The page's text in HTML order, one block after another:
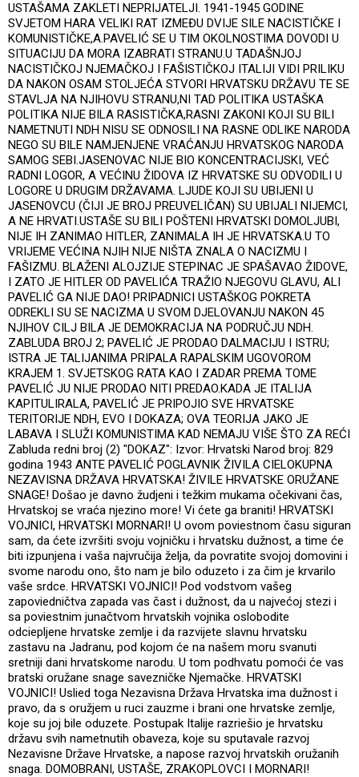
USTAŠAMA ZAKLETI NEPRIJATELJI. 1941-1945 GODINE
SVJETOM HARA VELIKI RAT IZMEĐU DVIJE SILE NACISTIČKE I
KOMUNISTIČKE,A.PAVELIĆ SE U TIM OKOLNOSTIMA DOVODI U
SITUACIJU DA MORA IZABRATI STRANU.U TADAŠNJOJ
NACISTIČKOJ NJEMAČKOJ I FAŠISTIČKOJ ITALIJI VIDI PRILIKU
DA NAKON OSAM STOLJEĆA STVORI HRVATSKU DRŽAVU TE SE
STAVLJA NA NJIHOVU STRANU,NI TAD POLITIKA USTAŠKA
POLITIKA NIJE BILA RASISTIČKA,RASNI ZAKONI KOJI SU BILI
NAMETNUTI NDH NISU SE ODNOSILI NA RASNE ODLIKE NARODA
NEGO SU BILE NAMJENJENE VRAĆANJU HRVATSKOG NARODA
SAMOG SEBI.JASENOVAC NIJE BIO KONCENTRACIJSKI, VEĆ
RADNI LOGOR, A VEĆINU ŽIDOVA IZ HRVATSKE SU ODVODILI U
LOGORE U DRUGIM DRŽAVAMA. LJUDE KOJI SU UBIJENI U
JASENOVCU (ČIJI JE BROJ PREUVELIČAN) SU UBIJALI NIJEMCI,
A NE HRVATI.USTAŠE SU BILI POŠTENI HRVATSKI DOMOLJUBI,
NIJE IH ZANIMAO HITLER, ZANIMALA IH JE HRVATSKA.U TO
VRIJEME VEĆINA NJIH NIJE NIŠTA ZNALA O NACIZMU I
FAŠIZMU. BLAŽENI ALOJZIJE STEPINAC JE SPAŠAVAO ŽIDOVE,
I ZATO JE HITLER OD PAVELIĆA TRAŽIO NJEGOVU GLAVU, ALI
PAVELIĆ GA NIJE DAO! PRIPADNICI USTAŠKOG POKRETA
ODREKLI SU SE NACIZMA U SVOM DJELOVANJU NAKON 45
NJIHOV CILJ BILA JE DEMOKRACIJA NA PODRUČJU NDH.
ZABLUDA BROJ 2; PAVELIĆ JE PRODAO DALMACIJU I ISTRU;
ISTRA JE TALIJANIMA PRIPALA RAPALSKIM UGOVOROM
KRAJEM 1. SVJETSKOG RATA KAO I ZADAR PREMA TOME
PAVELIĆ JU NIJE PRODAO NITI PREDAO.KADA JE ITALIJA
KAPITULIRALA, PAVELIĆ JE PRIPOJIO SVE HRVATSKE
TERITORIJE NDH, EVO I DOKAZA; OVA TEORIJA JAKO JE
LABAVA I SLUŽI KOMUNISTIMA KAD NEMAJU VIŠE ŠTO ZA REĆI
Zabluda redni broj (2) "DOKAZ": Izvor: Hrvatski Narod broj: 829
godina 1943 ANTE PAVELIĆ POGLAVNIK ŽIVILA CIELOKUPNA
NEZAVISNA DRŽAVA HRVATSKA! ŽIVILE HRVATSKE ORUŽANE
SNAGE! Došao je davno žudjeni i težkim mukama očekivani čas,
Hrvatskoj se vraća njezino more! Vi ćete ga braniti! HRVATSKI
VOJNICI, HRVATSKI MORNARI! U ovom poviestnom času siguran
sam, da ćete izvršiti svoju vojničku i hrvatsku dužnost, a time će
biti izpunjena i vaša najvručija želja, da povratite svojoj domovini i
svome narodu ono, što nam je bilo oduzeto i za čim je krvarilo
vaše srdce. HRVATSKI VOJNICI! Pod vodstvom vašeg
zapoviedničtva zapada vas čast i dužnost, da u najvećoj stezi i
sa poviestnim junačtvom hrvatskih vojnika oslobodite
odciepljene hrvatske zemlje i da razvijete slavnu hrvatsku
zastavu na Jadranu, pod kojom će na našem moru svanuti
sretniji dani hrvatskome narodu. U tom podhvatu pomoći će vas
bratski oružane snage savezničke Njemačke. HRVATSKI
VOJNICI! Uslied toga Nezavisna Država Hrvatska ima dužnost i
pravo, da s oružjem u ruci zauzme i brani one hrvatske zemlje,
koje su joj bile oduzete. Postupak Italije razriešio je hrvatsku
državu svih nametnutih obaveza, koje su sputavale razvoj
Nezavisne Države Hrvatske, a napose razvoj hrvatskih oružanih
snaga. DOMOBRANI, USTAŠE, ZRAKOPLOVCI I MORNARI!